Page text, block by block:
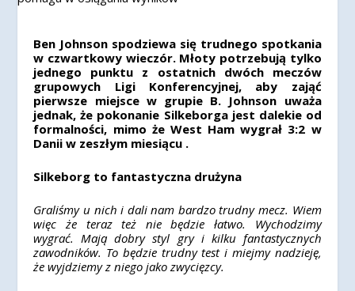
Ben Johnson spodziewa się trudnego spotkania
w czwartkowy wieczór. Młoty potrzebują tylko
jednego punktu z ostatnich dwóch meczów
grupowych Ligi Konferencyjnej, aby zająć
pierwsze miejsce w grupie B. Johnson uważa
jednak, że pokonanie Silkeborga jest dalekie od
formalności, mimo że West Ham wygrał 3:2 w
Danii w zeszłym miesiącu .
Silkeborg to fantastyczna drużyna
Graliśmy u nich i dali nam bardzo trudny mecz. Wiem
więc że teraz też nie będzie łatwo. Wychodzimy
wygrać. Mają dobry styl gry i kilku fantastycznych
zawodników. To będzie trudny test i miejmy nadzieję,
że wyjdziemy z niego jako zwycięzcy.